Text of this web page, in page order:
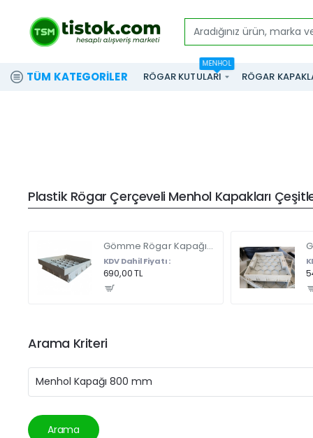
Aradığınız
marka
ve
TÜM KATEGORILER RÖGAR KUTULARI
MENHOL
RÖGAR
Plastik Rögar Çerçeveli Menhol Kapakları
Gömme Rögar Kapağı - Seramik - Fayans Ve Mermer Zeminlerde - Gizli Çerçeve Kapak Çift Kulplu 45 X 45
KDV Dahil Fiyatı :
690,00 TL
Arama Kriteri
Arama